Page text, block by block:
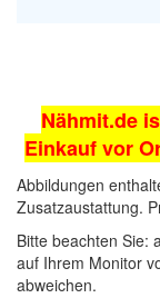
Nähmit.de
Einkauf vor
Abbildungen
Zusatzaustattung.
Bitte beachten Sie:
auf Ihrem Monitor
abweichen.